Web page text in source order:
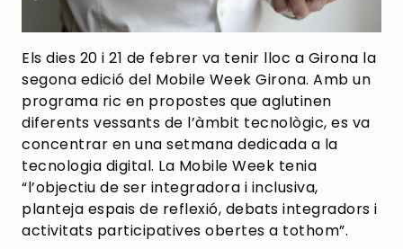
Els dies 20 i 21 de febrer va tenir lloc a Girona la
segona edició del Mobile Week Girona. Amb un
programa ric en propostes que aglutinen
diferents vessants de l’àmbit tecnològic, es va
concentrar en una setmana dedicada a la
tecnologia digital. La Mobile Week tenia
“l’objectiu de ser integradora i inclusiva,
planteja espais de reflexió, debats integradors i
activitats participatives obertes a tothom”.